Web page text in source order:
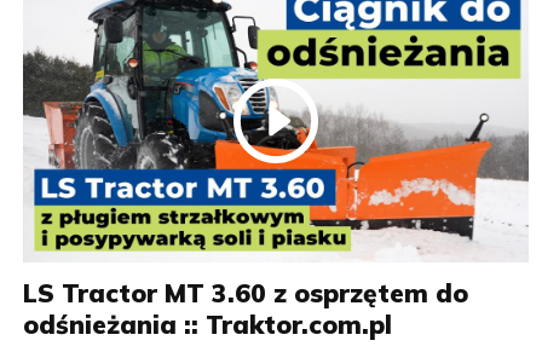
LS Tractor MT 3.60 z osprzętem do
odśnieżania :: Traktor.com.pl